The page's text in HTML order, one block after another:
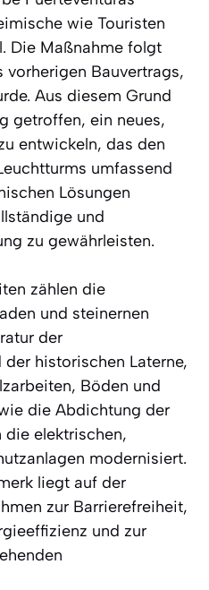
wie Touristen
Die Maßnahme folgt
Bauvertrags,
Aus diesem Grund
getroffen, ein neues,
entwickeln, das den
umfassend
Lösungen
und
zu gewährleisten.
zählen die
und steinernen
der
historischen Laterne,
Böden und
die Abdichtung der
die elektrischen,
modernisiert.
liegt auf der
zur Barrierefreiheit,
und zur